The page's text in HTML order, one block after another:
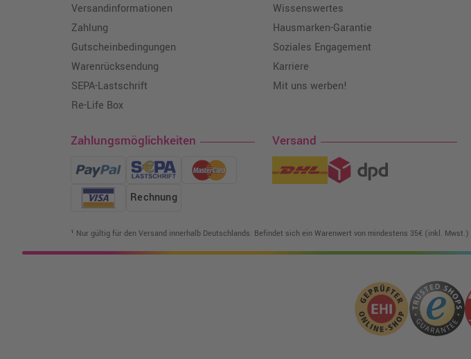
Versandinformationen
Zahlung
Gutscheinbedingungen
Warenrücksendung
SEPA-Lastschrift
Re-Life Box
Wissenswertes
Hausmarken-Garantie
Soziales Engagement
Karriere
Mit uns werben!
Zahlungsmöglichkeiten
Rechnung
Versand
¹ Nur gültig für den Versand innerhalb Deutschlands. Befindet sich ein Warenwert von mindestens 35€ (inkl.